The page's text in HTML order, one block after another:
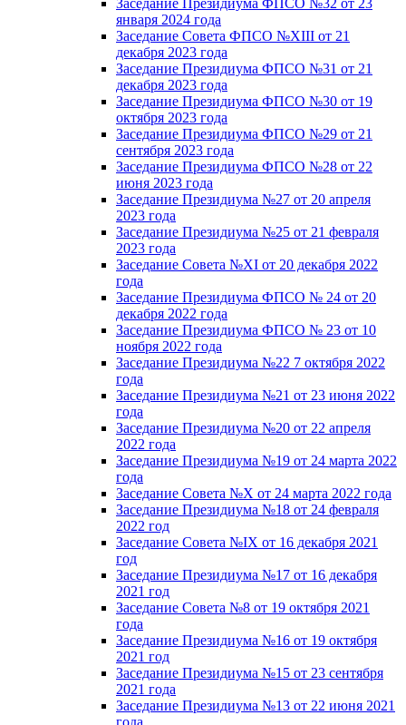
января 2024 года
Заседание Совета ФПСО №XIII от 21
декабря 2023 года
Заседание Президиума ФПСО №31 от 21
декабря 2023 года
Заседание Президиума ФПСО №30 от 19
октября 2023 года
Заседание Президиума ФПСО №29 от 21
сентября 2023 года
Заседание Президиума ФПСО №28 от 22
июня 2023 года
Заседание Президиума №27 от 20 апреля
2023 года
Заседание Президиума №25 от 21 февраля
2023 года
Заседание Совета №XI от 20 декабря 2022
года
Заседание Президиума ФПСО № 24 от 20
декабря 2022 года
Заседание Президиума ФПСО № 23 от 10
ноября 2022 года
Заседание Президиума №22 7 октября 2022
года
Заседание Президиума №21 от 23 июня 2022
года
Заседание Президиума №20 от 22 апреля
2022 года
Заседание Президиума №19 от 24 марта 2022
года
Заседание Совета №X от 24 марта 2022 года
Заседание Президиума №18 от 24 февраля
2022 год
Заседание Совета №IX от 16 декабря 2021
год
Заседание Президиума №17 от 16 декабря
2021 год
Заседание Совета №8 от 19 октября 2021
года
Заседание Президиума №16 от 19 октября
2021 год
Заседание Президиума №15 от 23 сентября
2021 года
Заседание Президиума №13 от 22 июня 2021
года